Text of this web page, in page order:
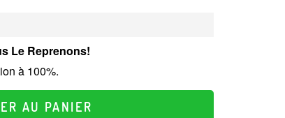
Le Reprenons!
à 100%.
AU PANIER